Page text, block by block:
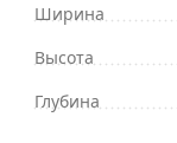
Ширина
Высота
Глубина